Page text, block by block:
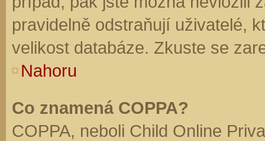
pravidelně odstraňují uživatelé,
velikost databáze. Zkuste se
Nahoru
Co znamená COPPA?
COPPA, neboli Child Online